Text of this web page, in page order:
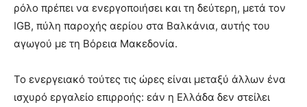
ρόλο πρέπει να ενεργοποιήσει και τη δεύτερη, μετά τον
IGB, πύλη παροχής αερίου στα Βαλκάνια, αυτής του
αγωγού με τη Βόρεια Μακεδονία.
Το ενεργειακό τούτες τις ώρες είναι μεταξύ άλλων ένα
ισχυρό εργαλείο επιρροής: εάν η Ελλάδα δεν στείλει